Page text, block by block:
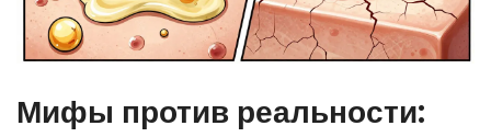
Мифы против реальности: